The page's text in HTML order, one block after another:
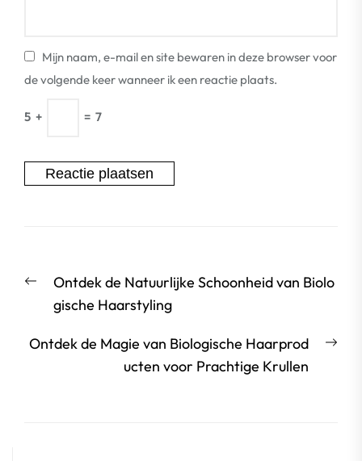
Mijn naam, e-mail en site bewaren in deze browser voor
de volgende keer wanneer ik een reactie plaats.
5 + = 7
Vorige
bericht:
Ontdek de Natuurlijke Schoonheid van Biolo
gische Haarstyling
Ontdek de Magie van Biologische Haarprod
ucten voor Prachtige Krullen